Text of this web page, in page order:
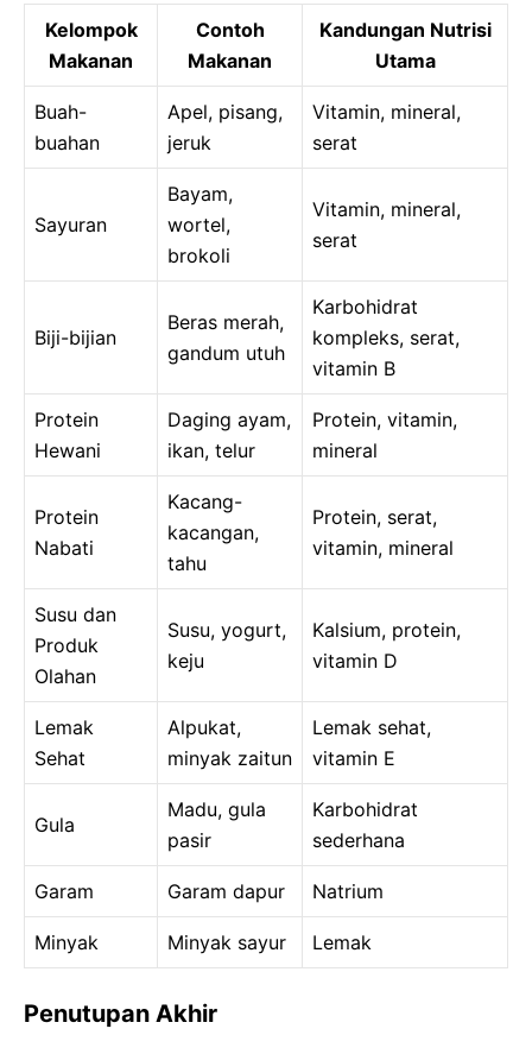
Kelompok
Makanan
Contoh
Makanan
Kandungan Nutrisi
Utama
Buah-
buahan
Apel, pisang,
jeruk
Vitamin, mineral,
serat
Sayuran
Bayam,
wortel,
brokoli
Vitamin, mineral,
serat
Biji-bijian
Beras merah,
gandum utuh
Karbohidrat
kompleks, serat,
vitamin B
Protein
Hewani
Daging ayam,
ikan, telur
Protein, vitamin,
mineral
Protein
Nabati
Kacang-
kacangan,
tahu
Protein, serat,
vitamin, mineral
Susu dan
Produk
Olahan
Susu, yogurt,
keju
Kalsium, protein,
vitamin D
Lemak
Sehat
Alpukat,
minyak zaitun
Lemak sehat,
vitamin E
Gula
Madu, gula
pasir
Karbohidrat
sederhana
Garam Garam dapur Natrium
Minyak Minyak sayur Lemak
Penutupan Akhir